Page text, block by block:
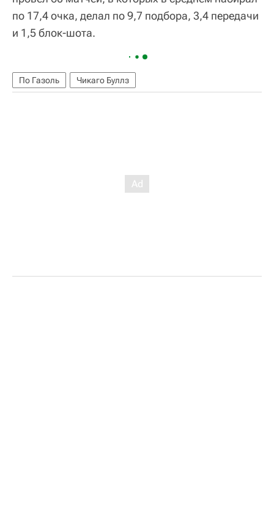
по 17,4 очка, делал по 9,7 подбора, 3,4 передачи
и 1,5 блок-шота.
По Газоль Чикаго Буллз